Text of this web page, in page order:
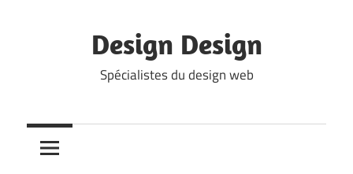
Design Design
Spécialistes du design web